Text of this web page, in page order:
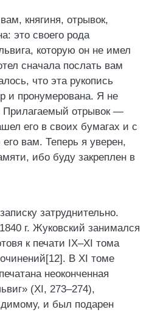
княгиня, отрывок,
это своего рода
которую он не имел
сначала послать вам
что эта рукопись
и пронумерована. Я не
Прилагаемый отрывок —
его в своих бумагах и с
вам. Теперь я уверен,
ибо буду закреплен в
затруднительно.
г. Жуковский занимался
к печати IX–XI тома
В XI томе
неоконченная
(XI, 273–274),
и был подарен